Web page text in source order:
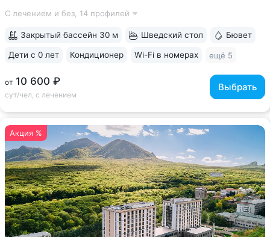
(Кисловодск), «Славяновская» (Железноводск), «Ессентуки
С лечением и без, 14 профилей
от 10 600 ₽
сут/чел, с лечением
Выбрать
Закрытый бассейн 30 м Шведский стол Бювет
Дети с 0 лет Кондиционер Wi-Fi в номерах ещё 5
Акция %